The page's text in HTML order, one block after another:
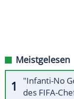
Meistgelesen
"Infanti-No
des FIFA-